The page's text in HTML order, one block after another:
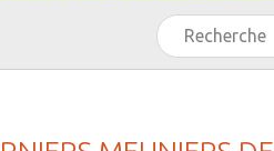
Rechercher